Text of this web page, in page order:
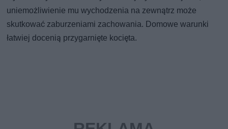
uniemożliwienie mu wychodzenia na zewnątrz może
skutkować zaburzeniami zachowania. Domowe warunki
łatwiej docenią przygarnięte kocięta.